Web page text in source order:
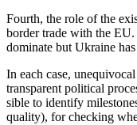
Fourth, the role of the
border trade with the
dominate but Ukraine
In each case,
transparent political
sible to identify
quality), for check­ing